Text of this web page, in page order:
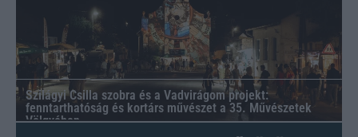
Szilágyi Csilla szobra és a Vadvirágom projekt:
fenntarthatóság és kortárs művészet a 35. Művészetek
Völgyében